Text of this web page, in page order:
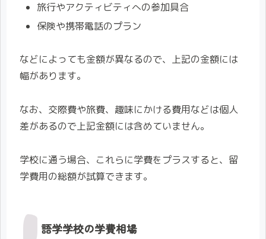
旅行やアクティビティへの参加具合
保険や携帯電話のプラン
などによっても金額が異なるので、上記の金額には
幅があります。
なお、交際費や旅費、趣味にかける費用などは個人
差があるので上記金額には含めていません。
学校に通う場合、これらに学費をプラスすると、留
学費用の総額が試算できます。
語学学校の学費相場